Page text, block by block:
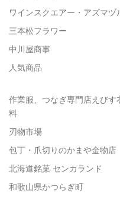
ワインスクエアー・アズマヅ
三本松フラワー
中川屋商事
人気商品
作業服、つなぎ専門店えびす
料
刃物市場
包丁・爪切りのかまや金物店
北海道銘菓 センカランド
和歌山県かつらぎ町